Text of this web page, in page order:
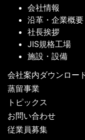
会社情報
沿革・企業概要
社長挨拶
JIS規格工場
施設・設備
会社案内ダウンロー
蒸留事業
トピックス
お問い合わせ
従業員募集